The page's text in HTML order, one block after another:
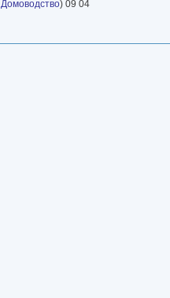
Домоводство) 09 04